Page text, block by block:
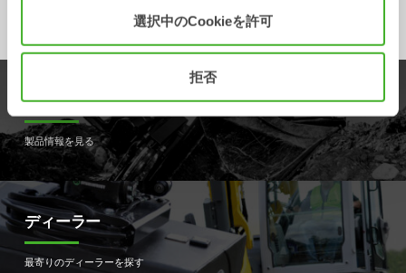
選択中のCookieを許可
拒否
製品
製品情報を見る
ディーラー
最寄りのディーラーを探す